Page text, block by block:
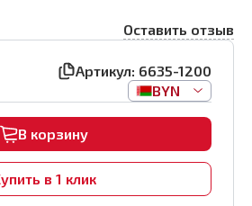
Оставить отзыв
Артикул: 6635-1200
BYN
В корзину
в 1 клик